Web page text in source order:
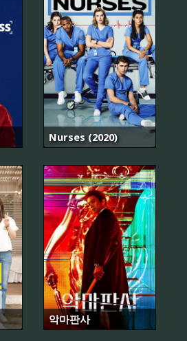
Nurses (2020)
악마판사